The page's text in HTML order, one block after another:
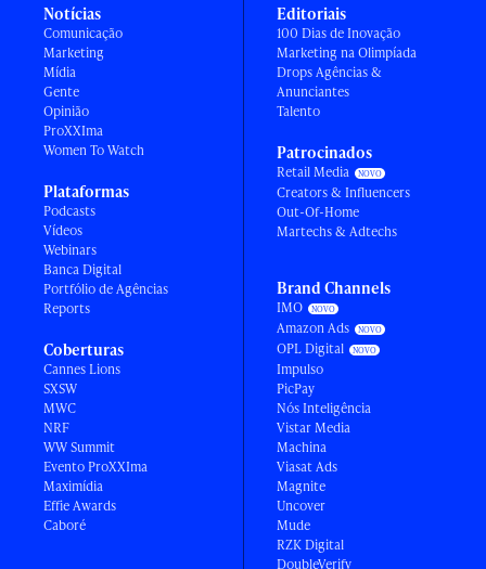
Notícias
Comunicação
Marketing
Mídia
Gente
Opinião
ProXXIma
Women To Watch
Plataformas
Podcasts
Vídeos
Webinars
Banca Digital
Portfólio de Agências
Reports
Coberturas
Cannes Lions
SXSW
MWC
NRF
WW Summit
Evento ProXXIma
Maximídia
Effie Awards
Caboré
Editoriais
100 Dias de Inovação
Marketing na Olimpíada
Drops Agências &
Anunciantes
Talento
Patrocinados
Retail Media
Creators & Influencers
Out-Of-Home
Martechs & Adtechs
Brand Channels
IMO
Amazon Ads
OPL Digital
Impulso
PicPay
Nós Inteligência
Vistar Media
Machina
Viasat Ads
Magnite
Uncover
Mude
RZK Digital
DoubleVerify